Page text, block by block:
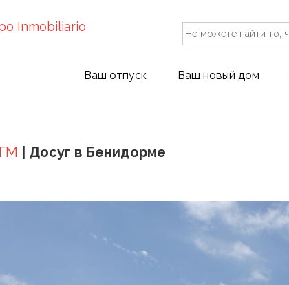
Ваш отпуск Ваш новый дом
| Досуг в Бенидорме